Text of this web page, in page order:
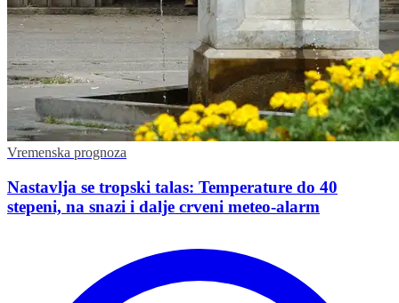
Vremenska prognoza
Nastavlja se tropski talas: Temperature do 40
stepeni, na snazi i dalje crveni meteo-alarm